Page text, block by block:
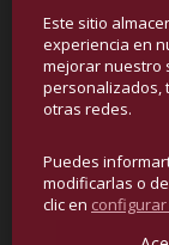
de mejorar su
exteriores
contado con el
de la Cámara
COPYRIGHT
Este sitio
experiencia en
mejorar nuestro
personalizados,
otras redes.
Puedes
modificarlas o
clic en